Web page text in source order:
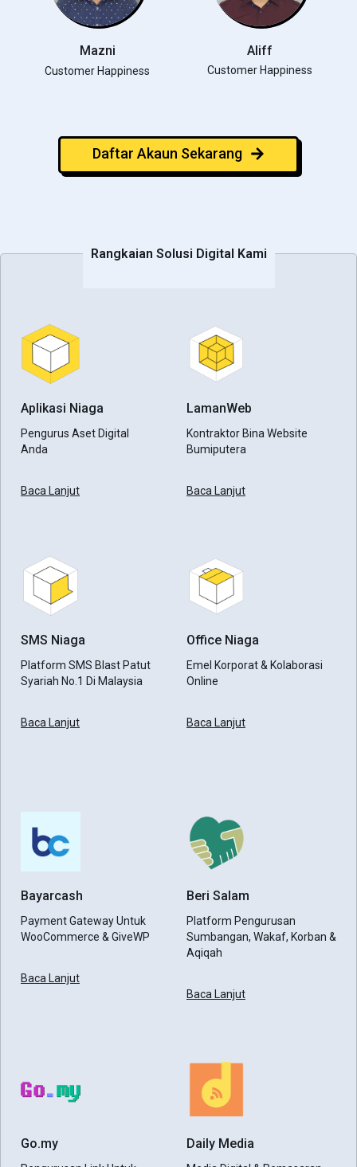
Mazni
Customer Happiness
Aliff
Customer Happiness
Daftar Akaun Sekarang
Rangkaian Solusi Digital Kami
Aplikasi Niaga
Pengurus Aset Digital
Anda
Baca Lanjut
LamanWeb
Kontraktor Bina Website
Bumiputera
Baca Lanjut
SMS Niaga
Platform SMS Blast Patut
Syariah No.1 Di Malaysia
Baca Lanjut
Office Niaga
Emel Korporat & Kolaborasi
Online
Baca Lanjut
Bayarcash
Payment Gateway Untuk
WooCommerce & GiveWP
Baca Lanjut
Beri Salam
Platform Pengurusan
Sumbangan, Wakaf, Korban &
Aqiqah
Baca Lanjut
Go.my Daily Media